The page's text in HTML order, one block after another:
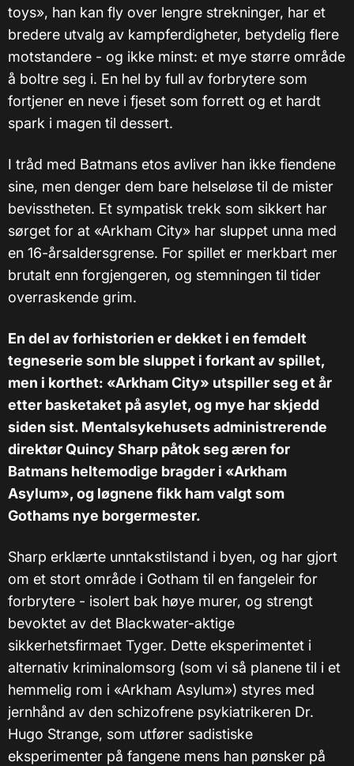
toys», han kan fly over lengre strekninger, har et
bredere utvalg av kampferdigheter, betydelig flere
motstandere - og ikke minst: et mye større område
å boltre seg i. En hel by full av forbrytere som
fortjener en neve i fjeset som forrett og et hardt
spark i magen til dessert.
I tråd med Batmans etos avliver han ikke fiendene
sine, men denger dem bare helseløse til de mister
bevisstheten. Et sympatisk trekk som sikkert har
sørget for at «Arkham City» har sluppet unna med
en 16-årsaldersgrense. For spillet er merkbart mer
brutalt enn forgjengeren, og stemningen til tider
overraskende grim.
En del av forhistorien er dekket i en femdelt
tegneserie som ble sluppet i forkant av spillet,
men i korthet: «Arkham City» utspiller seg et år
etter basketaket på asylet, og mye har skjedd
siden sist. Mentalsykehusets administrerende
direktør Quincy Sharp påtok seg æren for
Batmans heltemodige bragder i «Arkham
Asylum», og løgnene fikk ham valgt som
Gothams nye borgermester.
Sharp erklærte unntakstilstand i byen, og har gjort
om et stort område i Gotham til en fangeleir for
forbrytere - isolert bak høye murer, og strengt
bevoktet av det Blackwater-aktige
sikkerhetsfirmaet Tyger. Dette eksperimentet i
alternativ kriminalomsorg (som vi så planene til i et
hemmelig rom i «Arkham Asylum») styres med
jernhånd av den schizofrene psykiatrikeren Dr.
Hugo Strange, som utfører sadistiske
eksperimenter på fangene mens han pønsker på